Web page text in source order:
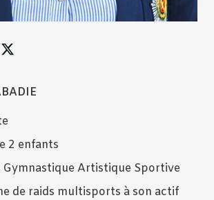
2 enfants
Gymnastique Artistique Sportive
de raids multisports à son actif